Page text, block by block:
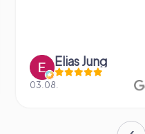
Elias Jung
03.08.